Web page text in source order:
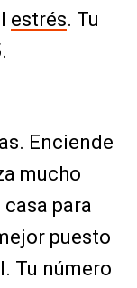
estrés. Tu
Enciende
mucho
para
puesto
Tu número